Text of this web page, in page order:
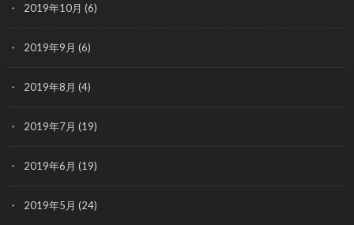
2019年10月 (6)
2019年9月 (6)
2019年8月 (4)
2019年7月 (19)
2019年6月 (19)
2019年5月 (24)